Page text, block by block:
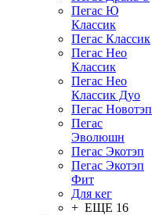
Пегас Ю
Классик
Пегас Классик
Пегас Нео
Классик
Пегас Нео
Классик Дуо
Пегас Новотэп
Пегас
Эволюшн
Пегас Экотэп
Пегас Экотэп
Фит
Для кег
+ ЕЩЕ 16